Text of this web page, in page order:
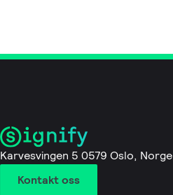
Karvesvingen 5 0579 Oslo, Norge
Kontakt oss